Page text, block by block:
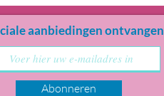
aanbiedingen ontvangen
Abonneren